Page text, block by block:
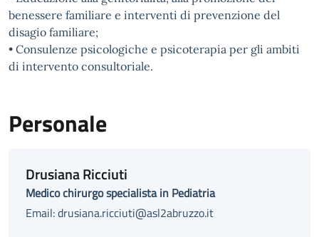
benessere familiare e interventi di prevenzione del
disagio familiare;
• Consulenze psicologiche e psicoterapia per gli ambiti
di intervento consultoriale.
Personale
Drusiana Ricciuti
Medico chirurgo specialista in Pediatria
Email: drusiana.ricciuti@asl2abruzzo.it